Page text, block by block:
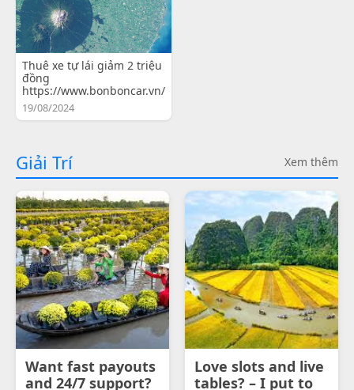
Thuê xe tự lái giảm 2 triệu
đồng
https://www.bonboncar.vn/
19/08/2024
Giải Trí Xem thêm
Want fast payouts
and 24/7 support?
Love slots and live
tables? – I put to